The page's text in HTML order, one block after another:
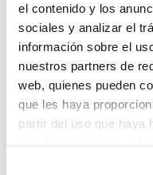
el contenido y los
sociales y analizar el
información sobre el
nuestros partners de
web, quienes pueden
que les haya
partir del uso que haya
Puedes consultar
CONTACTO
Resuelve
nuestro
Queremos que te
proceso. Déjanos tus
ayudará a resolver
tomar la mejor